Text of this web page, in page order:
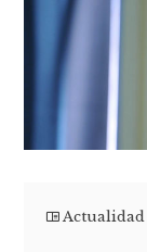
Actualidad